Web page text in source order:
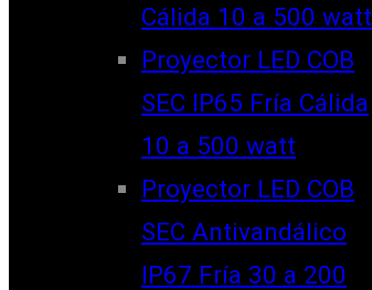
Cálida 10 a 500 watt
Proyector LED COB
SEC IP65 Fría Cálida
10 a 500 watt
Proyector LED COB
SEC Antivandálico
IP67 Fría 30 a 200